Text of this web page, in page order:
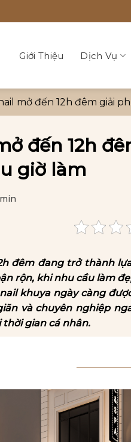
Giới Thiệu Dịch Vụ
mở đến 12h đêm giải
đến 12h
giờ làm
đêm đang trở thành
rộn, khi nhu cầu làm
khuya ngày càng
và chuyên nghiệp
gian cá nhân.